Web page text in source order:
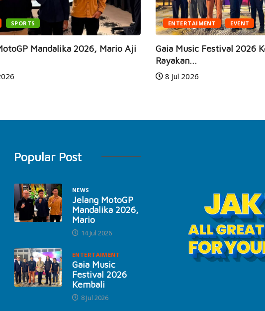
SPORTS
Mandalika 2026, Mario Aji
ENTERTAIMENT EVENT
Gaia Music Festival 2026
Rayakan...
8 Jul 2026
Popular Post
NEWS
Jelang MotoGP
Mandalika 2026,
Mario
14 Jul 2026
ENTERTAIMENT
Gaia Music
Festival 2026
Kembali
8 Jul 2026